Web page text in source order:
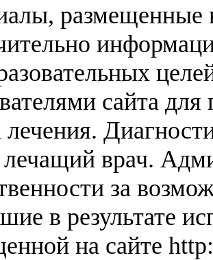
размещенные
сайта
лечения.
лечащий врач.
за
в результате
на сайте